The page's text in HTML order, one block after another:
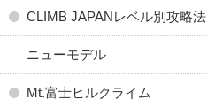
CLIMB JAPANレベル別攻略法
ニューモデル
Mt.富士ヒルクライム